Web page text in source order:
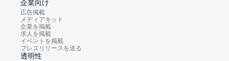
企業向け
広告掲載
メディアキット
企業を掲載
求人を掲載
イベントを掲載
プレスリリースを送る
透明性